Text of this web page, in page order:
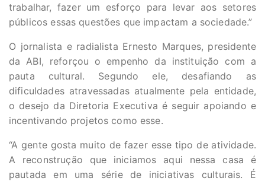
trabalhar, fazer um esforço para levar aos setores
públicos essas questões que impactam a sociedade.”
O jornalista e radialista Ernesto Marques, presidente
da ABI, reforçou o empenho da instituição com a
pauta cultural. Segundo ele, desafiando as
dificuldades atravessadas atualmente pela entidade,
o desejo da Diretoria Executiva é seguir apoiando e
incentivando projetos como esse.
“A gente gosta muito de fazer esse tipo de atividade.
A reconstrução que iniciamos aqui nessa casa é
pautada em uma série de iniciativas culturais. É